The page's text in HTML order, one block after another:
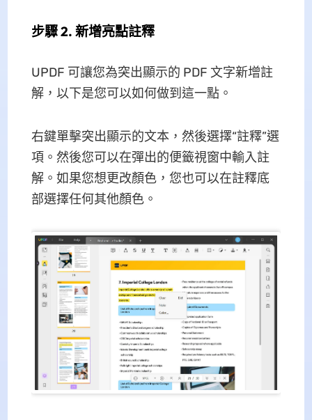
步驟 2. 新增亮點註釋
UPDF 可讓您為突出顯示的 PDF 文字新增註
解，以下是您可以如何做到這一點。
右鍵單擊突出顯示的文本，然後選擇“註釋”選
項。然後您可以在彈出的便籤視窗中輸入註
解。如果您想更改顏色，您也可以在註釋底
部選擇任何其他顏色。